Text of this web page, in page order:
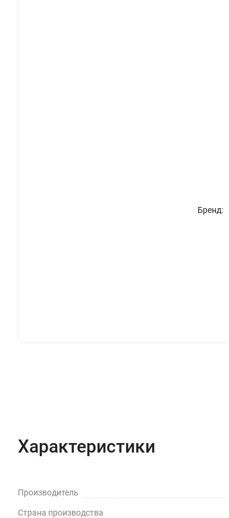
Бренд:
Характеристики
Производитель
Страна производства